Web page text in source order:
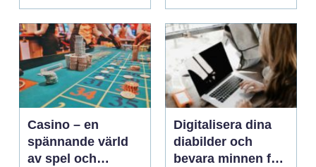
Casino – en
spännande värld
av spel och
Digitalisera dina
diabilder och
bevara minnen för